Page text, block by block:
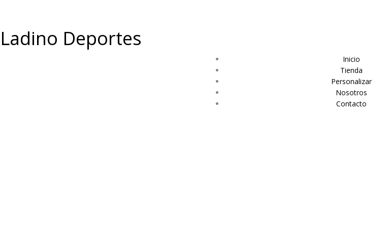
Ladino Deportes
Inicio
Tienda
Personalizar
Nosotros
Contacto